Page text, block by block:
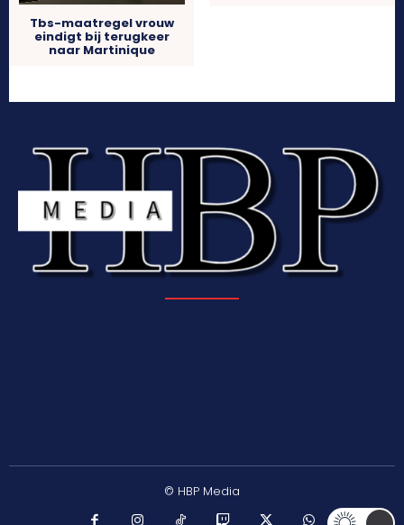
Tbs-maatregel vrouw
eindigt bij terugkeer
naar Martinique
© HBP Media